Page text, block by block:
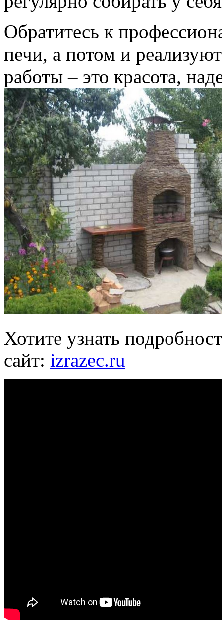
Обратитесь к
печи, а потом и
работы – это красота,
Хотите узнать
сайт: izrazec.ru